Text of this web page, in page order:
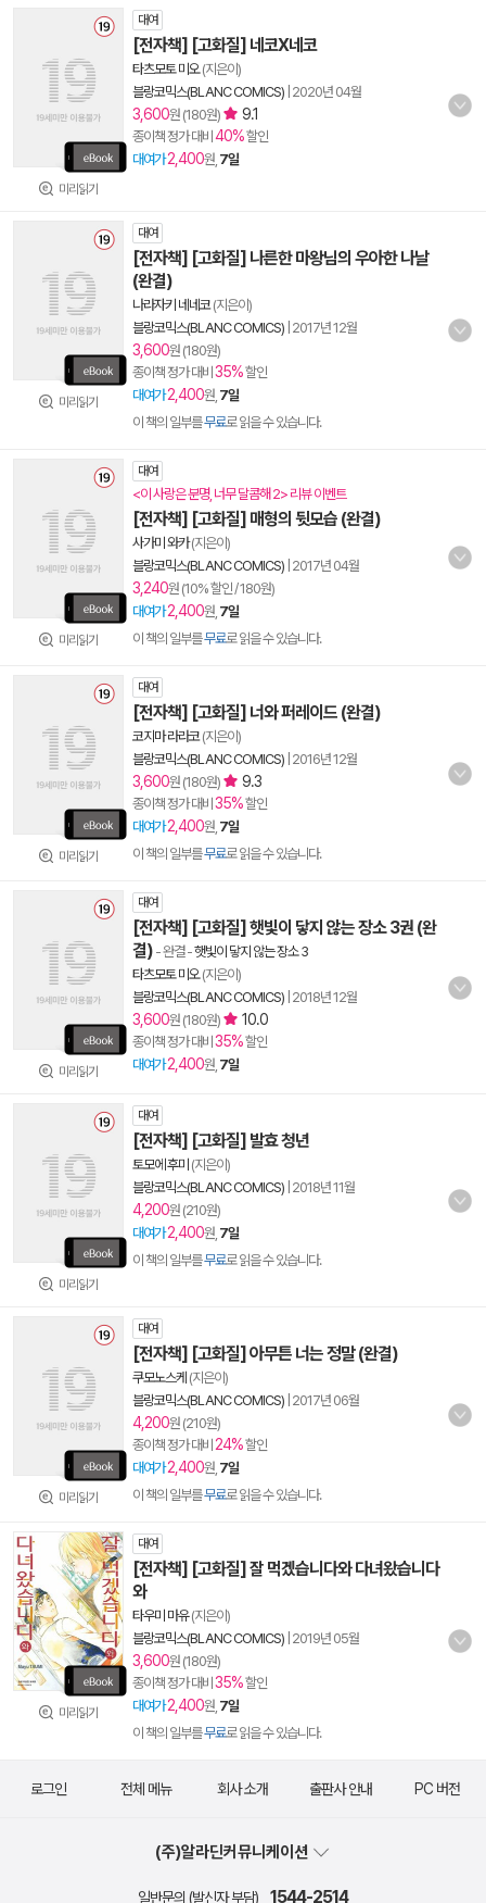
미리읽기
대여
[전자책] [고화질] 네코X네코
타츠모토 미오(지은이)
블랑코믹스(BLANC COMICS) 2020년 04월
3,600원 (180원) 9.1
종이책 정가 대비 40%할인
대여가 2,400원, 7일
미리읽기
대여
[전자책] [고화질] 나른한 마왕님의 우아한 나날
(완결)
나라자키 네네코(지은이)
블랑코믹스(BLANC COMICS) 2017년 12월
3,600원 (180원)
종이책 정가 대비 35%할인
대여가 2,400원, 7일
이 책의 일부를무료로 읽을 수 있습니다.
미리읽기
대여
<이 사랑은 분명, 너무 달콤해 2> 리뷰 이벤트
[전자책] [고화질] 매형의 뒷모습 (완결)
사가미 와카(지은이)
블랑코믹스(BLANC COMICS) 2017년 04월
3,240원 (10% 할인 / 180원)
대여가 2,400원, 7일
이 책의 일부를무료로 읽을 수 있습니다.
미리읽기
대여
[전자책] [고화질] 너와 퍼레이드 (완결)
코지마 라라코(지은이)
블랑코믹스(BLANC COMICS) 2016년 12월
3,600원 (180원) 9.3
종이책 정가 대비 35%할인
대여가 2,400원, 7일
이 책의 일부를무료로 읽을 수 있습니다.
미리읽기
대여
[전자책] [고화질] 햇빛이 닿지 않는 장소 3권 (완
결) - 완결-햇빛이 닿지 않는 장소 3
타츠모토 미오(지은이)
블랑코믹스(BLANC COMICS) 2018년 12월
3,600원 (180원) 10.0
종이책 정가 대비 35%할인
대여가 2,400원, 7일
미리읽기
대여
[전자책] [고화질] 발효 청년
토모에 후미 (지은이)
블랑코믹스(BLANC COMICS) 2018년 11월
4,200원 (210원)
대여가 2,400원, 7일
이 책의 일부를무료로 읽을 수 있습니다.
미리읽기
대여
[전자책] [고화질] 아무튼 너는 정말 (완결)
쿠모노스케 (지은이)
블랑코믹스(BLANC COMICS) 2017년 06월
4,200원 (210원)
종이책 정가 대비 24%할인
대여가 2,400원, 7일
이 책의 일부를무료로 읽을 수 있습니다.
미리읽기
대여
[전자책] [고화질] 잘 먹겠습니다와 다녀왔습니다
와
타우미 마유(지은이)
블랑코믹스(BLANC COMICS) 2019년 05월
3,600원 (180원)
종이책 정가 대비 35%할인
대여가 2,400원, 7일
이 책의 일부를무료로 읽을 수 있습니다.
로그인 전체 메뉴 회사 소개 출판사 안내 PC 버전
(주)알라딘커뮤니케이션
일반문의 (발신자 부담) 1544-2514